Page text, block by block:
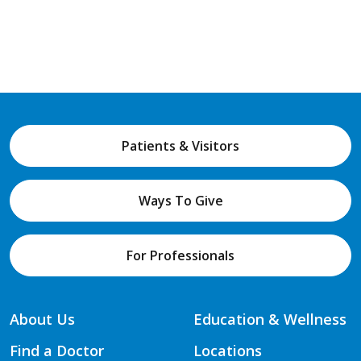
Patients & Visitors
Ways To Give
For Professionals
About Us
Find a Doctor
Education & Wellness
Locations